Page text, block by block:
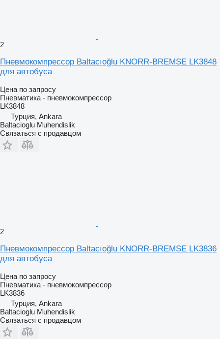
2
Пневмокомпрессор Baltacıoğlu KNORR-BREMSE LK3848
для автобуса
Цена по запросу
Пневматика - пневмокомпрессор
LK3848
Турция, Ankara
Baltacioglu Muhendislik
Связаться с продавцом
2
Пневмокомпрессор Baltacıoğlu KNORR-BREMSE LK3836
для автобуса
Цена по запросу
Пневматика - пневмокомпрессор
LK3836
Турция, Ankara
Baltacioglu Muhendislik
Связаться с продавцом